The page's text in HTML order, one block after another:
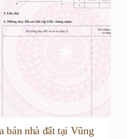
bán nhà đất tại Vũng